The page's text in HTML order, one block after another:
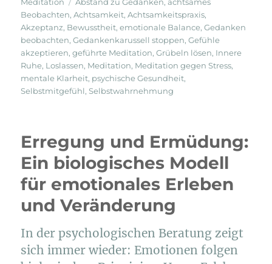
Beobachten,Achtsamkeit,Achtsamkeitspraxis,
Akzeptanz, Bewusstheit,emotionale Balance,Gedanken
beobachten,Gedankenkarussell stoppen,Gefühle
akzeptieren,geführte Meditation,Grübeln lösen, Innere
Ruhe, Loslassen, Meditation, Meditation gegen Stress,
mentale Klarheit, psychische Gesundheit,
Selbstmitgefühl,Selbstwahrnehmung
Erregung und Ermüdung:
Ein biologisches Modell
für emotionales Erleben
und Veränderung
In der psychologischen Beratung zeigt
sich immer wieder: Emotionen folgen